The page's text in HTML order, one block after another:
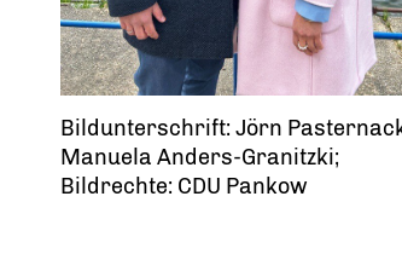
Bildunterschrift: Jörn
Manuela Anders-Granitzki;
Bildrechte: CDU Pankow